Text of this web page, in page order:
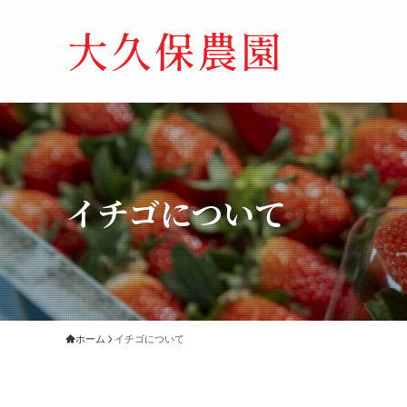
イチゴについて
ホーム イチゴについて